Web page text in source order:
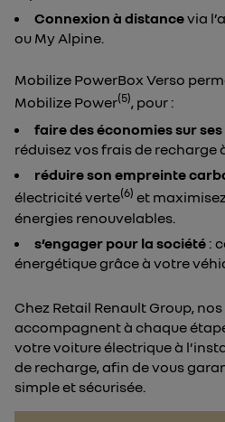
Connexion à distancevia
ou My Alpine.
Mobilize PowerBox Verso
Mobilize Power(5), pour :
faire des économies sur
réduisez vos frais de recharge
réduire son empreinte
électricité verte(6) et
énergies renouvelables.
s’engager pour la société :
énergétique grâce à votre
Chez Retail Renault Group,
accompagnent à chaque
votre voiture électrique à
de recharge, afin de vous
simple et sécurisée.